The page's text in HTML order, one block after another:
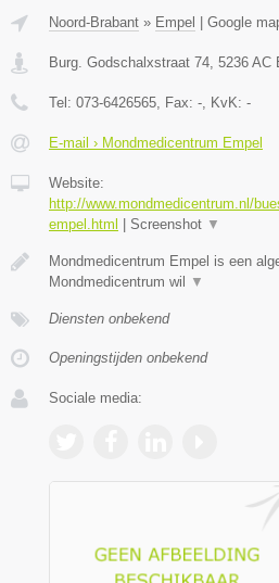
Noord-Brabant » Empel Google
Burg. Godschalxstraat 74 5236 AC
Tel: 073-6426565 , Fax: - , KvK: -
E-mail › Mondmedicentrum Empel
Website:
http://www.mondmedicentrum.nl/
empel.html
Screenshot ▼
Mondmedicentrum Empel is een
Mondmedicentrum wil
▼
Diensten onbekend
Openingstijden onbekend
Sociale media: